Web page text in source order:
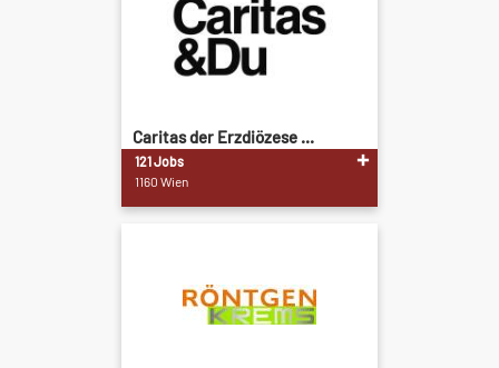
Caritas der Erzdiözese ...
121 Jobs
1160 Wien